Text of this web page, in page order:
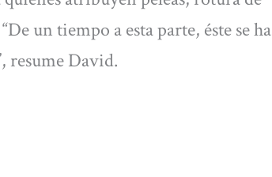
un tiempo a esta parte, éste se ha
resume David.